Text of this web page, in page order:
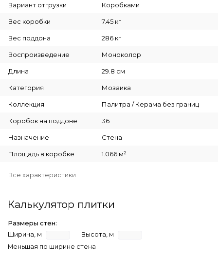
Вариант отгрузки Коробками
Вес коробки 7.45 кг
Вес поддона 286 кг
Воспроизведение Моноколор
Длина 29.8 см
Категория Мозаика
Коллекция Палитра / Керама без границ
Коробок на поддоне 36
Назначение Стена
Площадь в коробке 1.066 м²
Все характеристики
Калькулятор плитки
Размеры стен:
Ширина, м
Высота, м
Меньшая по ширине стена